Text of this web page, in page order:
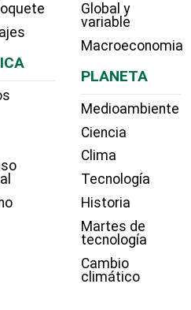
Global y
variable
Macroeconomia
PLANETA
Medioambiente
Ciencia
Clima
Tecnología
Historia
Martes de
tecnología
Cambio
climático